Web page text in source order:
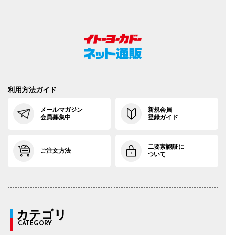
利用方法ガイド
メールマガジン
会員募集中
新規会員
登録ガイド
ご注文方法
二要素認証に
ついて
カテゴリ
CATEGORY